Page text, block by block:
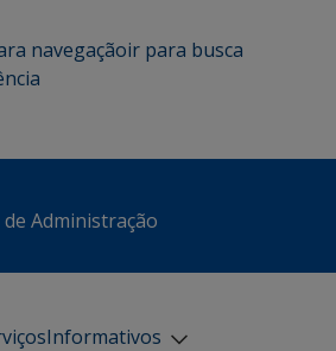
navegaçãoir para busca
Administração
Informativos